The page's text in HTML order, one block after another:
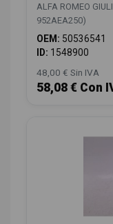
ALFA ROMEO
952AEA250)
OEM: 50536541
ID: 1548900
48,00 € Sin IVA
58,08 € Con